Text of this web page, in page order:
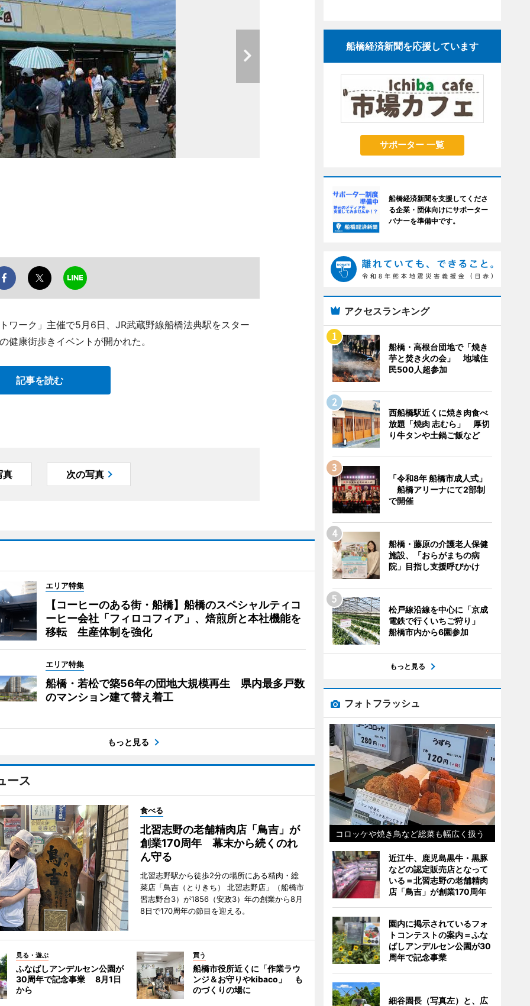
ワーク」主催で5月6日、JR武蔵野線船橋法典駅をスター
康街歩きイベントが開かれた。
記事を読む
真 次の写真
エリア特集
【コーヒーのある街・船橋】船橋のスペシャルティコ
ーヒー会社「フィロコフィア」、焙煎所と本社機能を
移転 生産体制を強化
エリア特集
船橋・若松で築56年の団地大規模再生 県内最多戸数
のマンション建て替え着工
もっと見る
ース
食べる
北習志野の老舗精肉店「鳥吉」が
創業170周年 幕末から続くのれ
ん守る
北習志野駅から徒歩2分の場所にある精肉・総
菜店「鳥吉（とりきち） 北習志野店」（船橋市
習志野台3）が1856（安政3）年の創業から8月
8日で170周年の節目を迎える。
見る・遊ぶ
ふなばしアンデルセン公園が
30周年で記念事業 8月1日
から
買う
船橋市役所近くに「作業ラウ
ンジ＆お守りやkibaco」 も
のづくりの場に
船橋経済新聞を応援しています
サポーター 一覧
船橋経済新聞を支援してくださ
る企業・団体向けにサポーター
バナーを準備中です。
アクセスランキング
船橋・高根台団地で「焼き
芋と焚き火の会」 地域住
民500人超参加
西船橋駅近くに焼き肉食べ
放題「焼肉 志むら」 厚切
り牛タンや土鍋ご飯など
「令和8年 船橋市成人式」
船橋アリーナにて2部制
で開催
船橋・藤原の介護老人保健
施設、「おらがまちの病
院」目指し支援呼びかけ
松戸線沿線を中心に「京成
電鉄で行くいちご狩り」
船橋市内から6園参加
もっと見る
フォトフラッシュ
コロッケや焼き鳥など総菜も幅広く扱う
近江牛、鹿児島黒牛・黒豚
などの認定販売店となって
いる＝北習志野の老舗精肉
店「鳥吉」が創業170周年
園内に掲示されているフォ
トコンテストの案内＝ふな
ばしアンデルセン公園が30
周年で記念事業
細谷園長（写真左）と、広